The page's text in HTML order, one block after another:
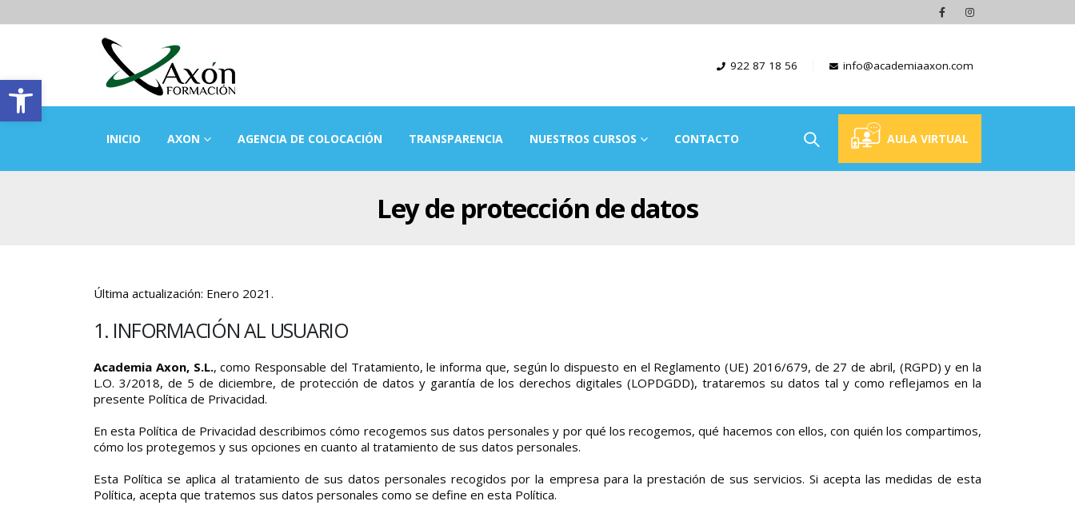
Abrir barra de herramientas
922 87 18 56 info@academiaaxon.com
INICIO AXON AGENCIA DE COLOCACIÓN TRANSPARENCIA NUESTROS CURSOS CONTACTO AULA VIRTUAL
Ley de protección de datos
Última actualización: Enero 2021.
1. INFORMACIÓN AL USUARIO
Academia Axon, S.L., como Responsable del Tratamiento, le informa que, según lo dispuesto en el Reglamento (UE) 2016/679, de 27 de abril, (RGPD) y en la
L.O. 3/2018, de 5 de diciembre, de protección de datos y garantía de los derechos digitales (LOPDGDD), trataremos su datos tal y como reflejamos en la
presente Política de Privacidad.
En esta Política de Privacidad describimos cómo recogemos sus datos personales y por qué los recogemos, qué hacemos con ellos, con quién los compartimos,
cómo los protegemos y sus opciones en cuanto al tratamiento de sus datos personales.
Esta Política se aplica al tratamiento de sus datos personales recogidos por la empresa para la prestación de sus servicios. Si acepta las medidas de esta
Política, acepta que tratemos sus datos personales como se define en esta Política.